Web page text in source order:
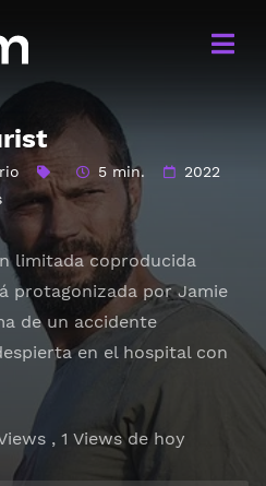
5 min.
2022
limitada coproducida
protagonizada por Jamie
de un accidente
en el hospital con
, 1 Views de hoy